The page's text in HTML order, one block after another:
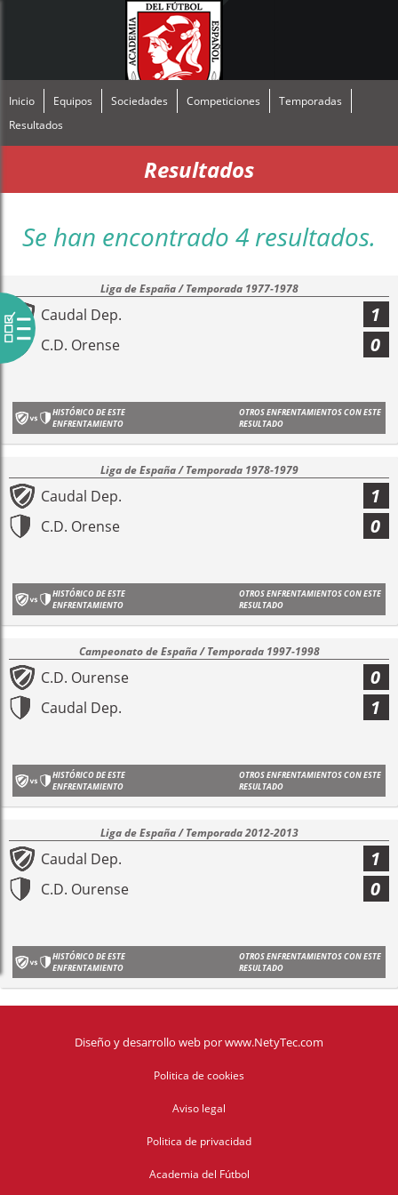
Inicio Equipos Sociedades Competiciones
Temporadas
Resultados
Resultados
Se han encontrado 4 resultados.
Liga de España / Temporada 1977-1978
Caudal Dep. 1
C.D. Orense 0
HISTÓRICO DE ESTE
ENFRENTAMIENTO
OTROS ENFRENTAMIENTOS CON ESTE
RESULTADO
Liga de España / Temporada 1978-1979
Caudal Dep. 1
C.D. Orense 0
HISTÓRICO DE ESTE
ENFRENTAMIENTO
OTROS ENFRENTAMIENTOS CON ESTE
RESULTADO
Campeonato de España / Temporada 1997-1998
C.D. Ourense 0
Caudal Dep. 1
HISTÓRICO DE ESTE
ENFRENTAMIENTO
OTROS ENFRENTAMIENTOS CON ESTE
RESULTADO
Liga de España / Temporada 2012-2013
Caudal Dep. 1
C.D. Ourense 0
HISTÓRICO DE ESTE
ENFRENTAMIENTO
OTROS ENFRENTAMIENTOS CON ESTE
RESULTADO
Diseño y desarrollo web porwww.NetyTec.com
Politica de cookies
Aviso legal
Politica de privacidad
Academia del Fútbol